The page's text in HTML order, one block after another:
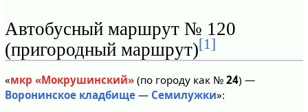
Автобусный маршрут № 120
(пригородный маршрут)[1]
«мкр «Мокрушинский»(по городу как № 24) —
Воронинское кладбище— Семилужки»: